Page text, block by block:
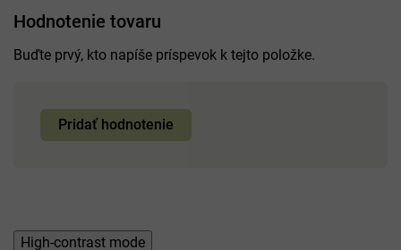
Hodnotenie tovaru
Buďte prvý, kto napíše príspevok k tejto položke.
Pridať hodnotenie
High-contrast mode